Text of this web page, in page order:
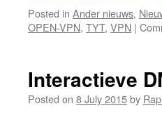
Posted in Ander nieuws,
OPEN-VPN, TYT, VPN |
Interactieve
Posted on 8 July 2015by